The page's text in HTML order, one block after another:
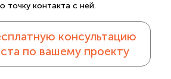
точку контакта с ней.
консультацию
по вашему проекту